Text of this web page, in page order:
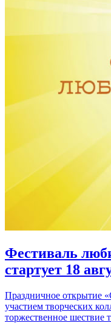
Фестиваль
стартует 18
Праздничное открытие
участием творческих
торжественное шествие